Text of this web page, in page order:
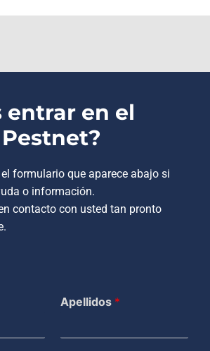
entrar en el
formulario que aparece abajo si
o información.
contacto con usted tan pronto
Apellidos *